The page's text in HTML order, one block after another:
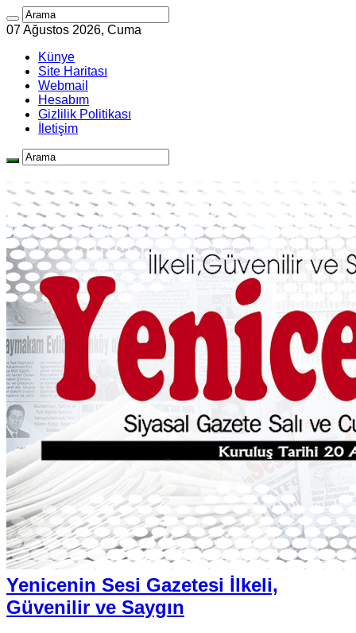
07 Ağustos 2026, Cuma
Künye
Site Haritası
Webmail
Hesabım
Gizlilik Politikası
İletişim
Yenicenin Sesi Gazetesi İlkeli,
Güvenilir ve Saygın